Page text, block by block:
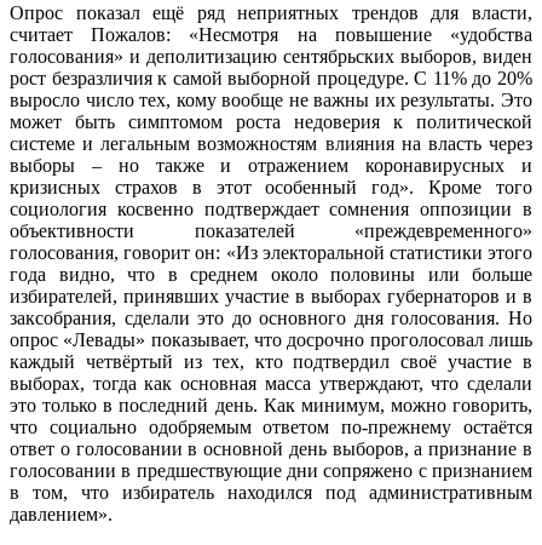
Опрос показал ещё ряд неприятных трендов для власти,
считает Пожалов: «Несмотря на повышение «удобства
голосования» и деполитизацию сентябрьских выборов, виден
рост безразличия к самой выборной процедуре. С 11% до 20%
выросло число тех, кому вообще не важны их результаты. Это
может быть симптомом роста недоверия к политической
системе и легальным возможностям влияния на власть через
выборы – но также и отражением коронавирусных и
кризисных страхов в этот особенный год». Кроме того
социология косвенно подтверждает сомнения оппозиции в
объективности показателей «преждевременного»
голосования, говорит он: «Из электоральной статистики этого
года видно, что в среднем около половины или больше
избирателей, принявших участие в выборах губернаторов и в
заксобрания, сделали это до основного дня голосования. Но
опрос «Левады» показывает, что досрочно проголосовал лишь
каждый четвёртый из тех, кто подтвердил своё участие в
выборах, тогда как основная масса утверждают, что сделали
это только в последний день. Как минимум, можно говорить,
что социально одобряемым ответом по-прежнему остаётся
ответ о голосовании в основной день выборов, а признание в
голосовании в предшествующие дни сопряжено с признанием
в том, что избиратель находился под административным
давлением».